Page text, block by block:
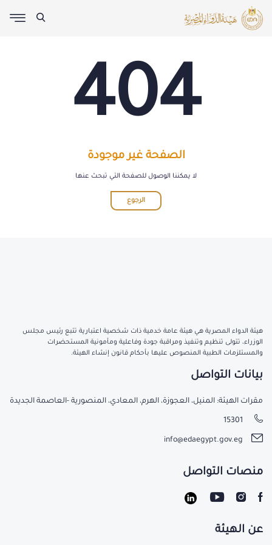
404
الصفحة غير موجودة
لا يمكننا الوصول للصفحة التي تبحث عنها
الرجوع
هيئة الدواء المصرية هي هيئة عامة خدمية ذات شخصية اعتبارية تتبع رئيس مجلس
الوزراء، تتولى تنظيم وتنفيذ ومراقبة جودة وفاعلية ومأمونية المستحضرات
والمستلزمات الطبية المنصوص عليها بأحكام قانون إنشاء الهيئة.
عن الهيئة
بيانات التواصل
مقرات الهيئة: المنيل، العجوزة، الهرم، المعادي، المنصورية -العاصمة الجديدة
15301
info@edaegypt.gov.eg
منصات التواصل